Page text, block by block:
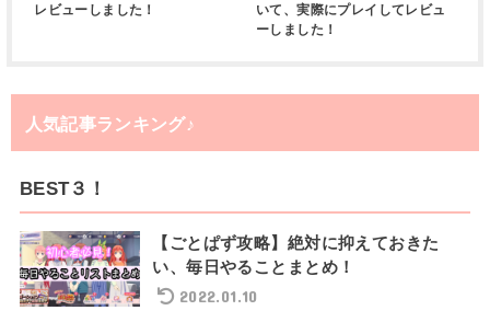
レビューしました！
いて、実際にプレイしてレビュ
ーしました！
人気記事ランキング♪
BEST３！
【ごとぱず攻略】絶対に抑えておきた
い、毎日やることまとめ！
2022.01.10